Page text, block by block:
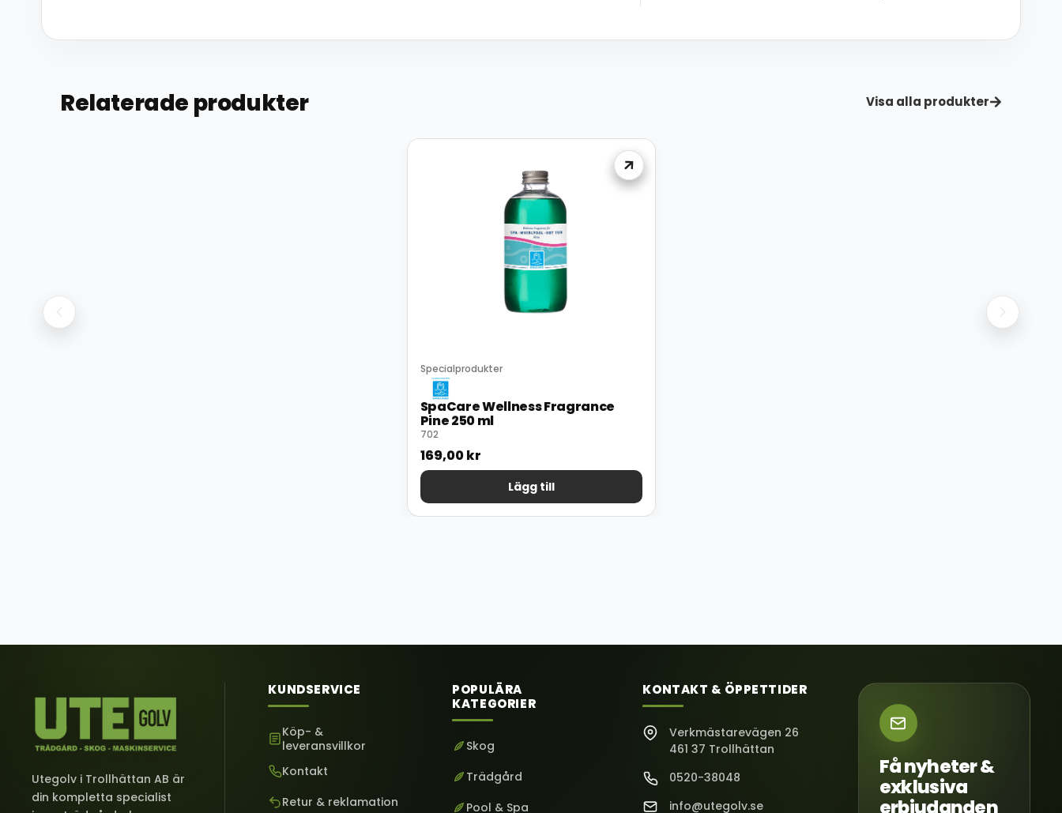
Relaterade produkter Visa alla produkter
Specialprodukter
SpaCare Wellness Fragrance
Pine 250 ml
702
169,00kr
Lägg till
Utegolv i Trollhättan AB är
din kompletta specialist
KUNDSERVICE
Köp- &
leveransvillkor
Kontakt
Retur & reklamation
POPULÄRA
KATEGORIER
Skog
Trädgård
Pool & Spa
KONTAKT & ÖPPETTIDER
Verkmästarevägen 26
461 37 Trollhättan
0520-38048
info@utegolv.se
Få nyheter &
exklusiva
erbjudanden